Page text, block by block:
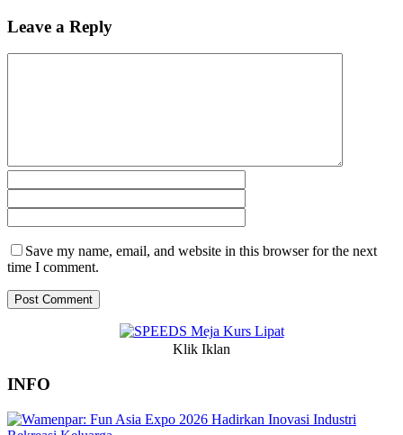
Leave a Reply
Save my name, email, and website in this browser for the next
time I comment.
Klik Iklan
INFO